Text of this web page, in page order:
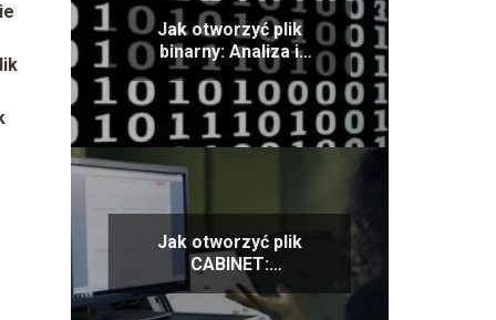
Jak otworzyć plik
binarny: Analiza i
interpretacja danych
binarnych
Jak otworzyć plik
CABINET:
Rozpakowywanie
archiwów CAB